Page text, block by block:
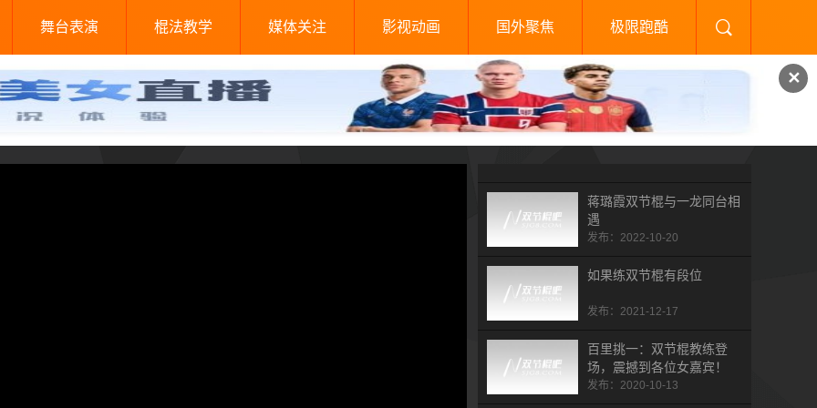
✕
舞台表演 棍法教学 媒体关注 影视动画 国外聚焦 极限跑酷
蒋璐霞双节棍与一龙同台相
遇
发布：2022-10-20
如果练双节棍有段位
发布：2021-12-17
百里挑一：双节棍教练登
场，震撼到各位女嘉宾！
发布：2020-10-13